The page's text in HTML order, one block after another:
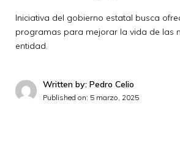
Iniciativa del gobierno estatal busca
programas para mejorar la vida de las
entidad.
Written by: Pedro Celio
Published on: 5 marzo, 2025